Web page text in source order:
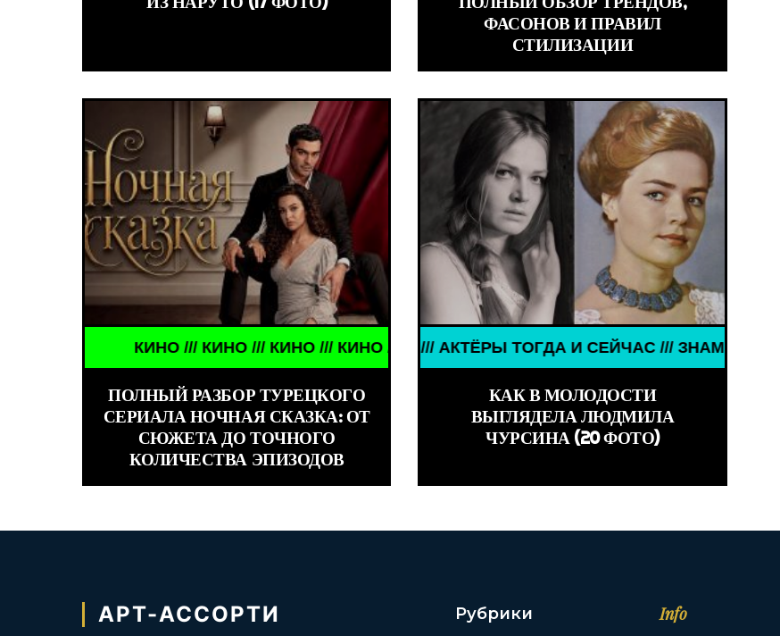
ФАСОНОВ И ПРАВИЛ
СТИЛИЗАЦИИ
КИНО /// КИНО /// КИНО /// КИНО ///
ПОЛНЫЙ РАЗБОР ТУРЕЦКОГО
СЕРИАЛА НОЧНАЯ СКАЗКА: ОТ
СЮЖЕТА ДО ТОЧНОГО
КОЛИЧЕСТВА ЭПИЗОДОВ
СЕЙЧАС /// ЗНАМЕНИТОСТИ /// АКТЁРЫ ТОГДА И СЕЙЧАС /// ЗНАМЕНИТОСТИ /// АКТЁРЫ
КАК В МОЛОДОСТИ
ВЫГЛЯДЕЛА ЛЮДМИЛА
ЧУРСИНА (20 ФОТО)
АРТ-АССОРТИ Рубрики Info